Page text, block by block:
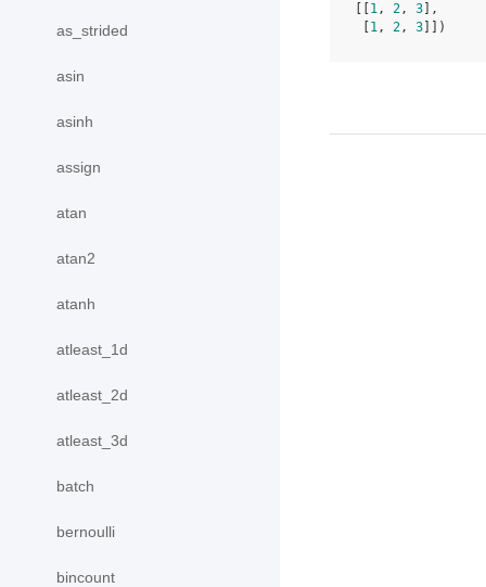
as_strided
asin
asinh
assign
atan
atan2
atanh
atleast_1d
atleast_2d
atleast_3d
batch
bernoulli
bincount
1, 2, 3 ],
1, 2, 3 ]])